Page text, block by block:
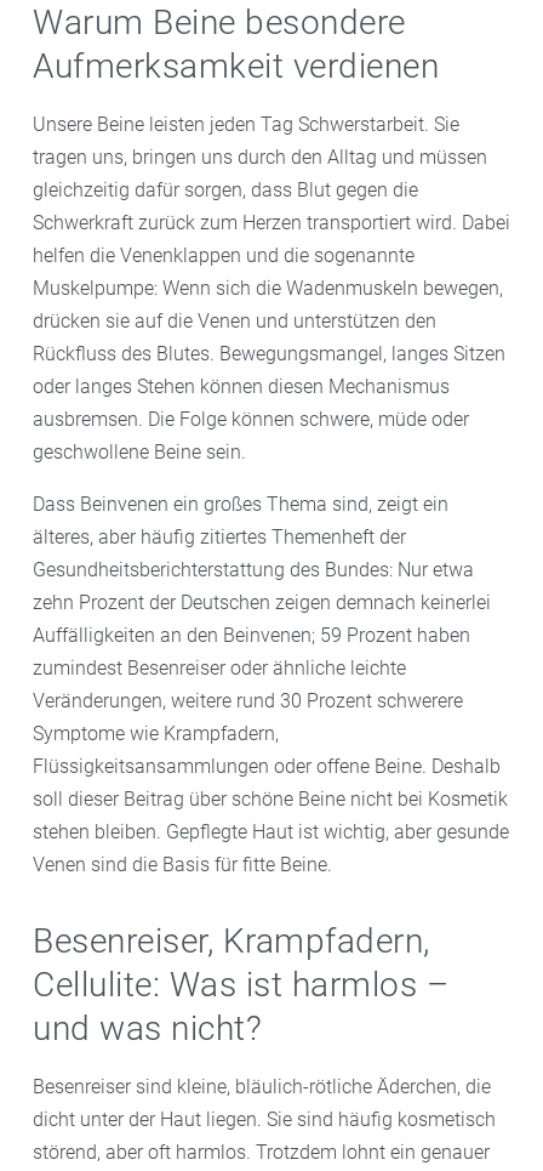
Warum Beine besondere
Aufmerksamkeit verdienen
Unsere Beine leisten jeden Tag Schwerstarbeit. Sie
tragen uns, bringen uns durch den Alltag und müssen
gleichzeitig dafür sorgen, dass Blut gegen die
Schwerkraft zurück zum Herzen transportiert wird. Dabei
helfen die Venenklappen und die sogenannte
Muskelpumpe: Wenn sich die Wadenmuskeln bewegen,
drücken sie auf die Venen und unterstützen den
Rückfluss des Blutes. Bewegungsmangel, langes Sitzen
oder langes Stehen können diesen Mechanismus
ausbremsen. Die Folge können schwere, müde oder
geschwollene Beine sein.
Dass Beinvenen ein großes Thema sind, zeigt ein
älteres, aber häufig zitiertes Themenheft der
Gesundheitsberichterstattung des Bundes: Nur etwa
zehn Prozent der Deutschen zeigen demnach keinerlei
Auffälligkeiten an den Beinvenen; 59 Prozent haben
zumindest Besenreiser oder ähnliche leichte
Veränderungen, weitere rund 30 Prozent schwerere
Symptome wie Krampfadern,
Flüssigkeitsansammlungen oder offene Beine. Deshalb
soll dieser Beitrag über schöne Beine nicht bei Kosmetik
stehen bleiben. Gepflegte Haut ist wichtig, aber gesunde
Venen sind die Basis für fitte Beine.
Besenreiser, Krampfadern,
Cellulite: Was ist harmlos –
und was nicht?
Besenreiser sind kleine, bläulich-rötliche Äderchen, die
dicht unter der Haut liegen. Sie sind häufig kosmetisch
störend, aber oft harmlos. Trotzdem lohnt ein genauer